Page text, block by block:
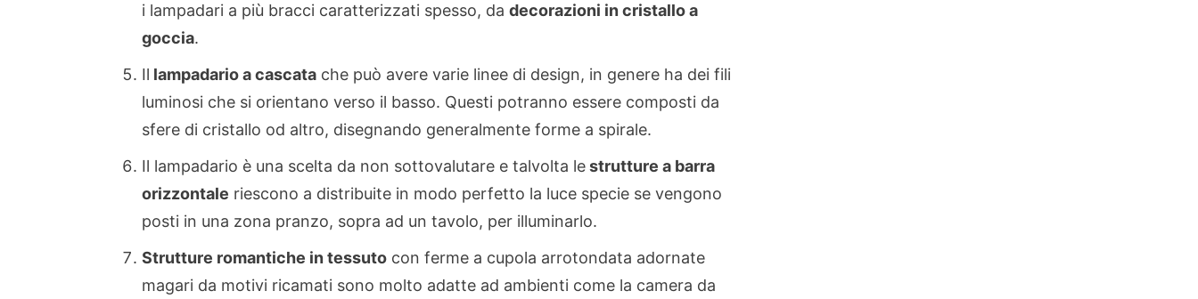
i lampadari a più bracci caratterizzati spesso, da decorazioni in cristallo a
goccia.
Il lampadario a cascata che può avere varie linee di design, in genere ha dei fili
luminosi che si orientano verso il basso. Questi potranno essere composti da
sfere di cristallo od altro, disegnando generalmente forme a spirale.
Il lampadario è una scelta da non sottovalutare e talvolta lestrutture a barra
orizzontale riescono a distribuite in modo perfetto la luce specie se vengono
posti in una zona pranzo, sopra ad un tavolo, per illuminarlo.
Strutture romantiche in tessuto con ferme a cupola arrotondata adornate
magari da motivi ricamati sono molto adatte ad ambienti come la camera da